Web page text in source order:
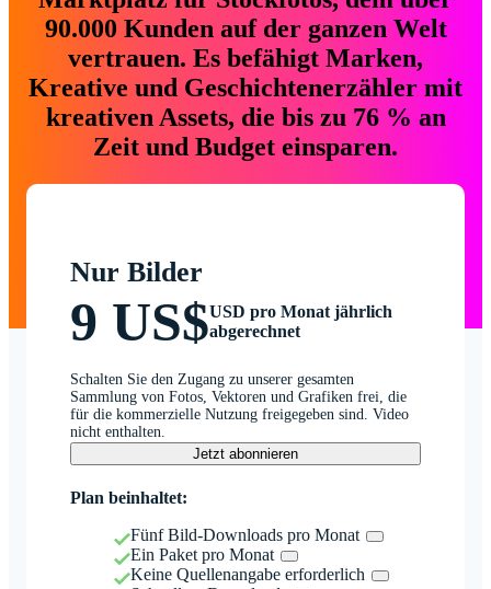
90.000 Kunden auf der ganzen Welt
vertrauen. Es befähigt Marken,
Kreative und Geschichtenerzähler mit
kreativen Assets, die bis zu 76 % an
Zeit und Budget einsparen.
Nur Bilder
9 US$USD pro Monat jährlich
abgerechnet
Schalten Sie den Zugang zu unserer gesamten
Sammlung von Fotos, Vektoren und Grafiken frei, die
für die kommerzielle Nutzung freigegeben sind. Video
nicht enthalten.
Jetzt abonnieren
Plan beinhaltet:
Fünf Bild-Downloads pro Monat
Ein Paket pro Monat
Keine Quellenangabe erforderlich